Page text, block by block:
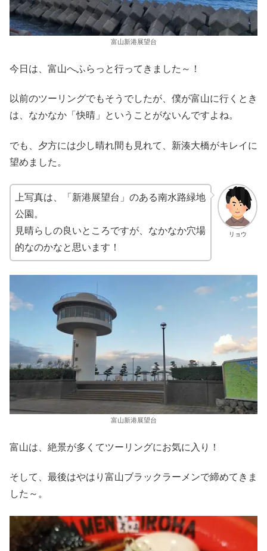
富山新港展望台
今日は、富山へふらっと行ってきました～！
以前のツーリングでもそうでしたが、僕が富山に行くとき
は、なかなか「快晴」ということがないんですよね。
でも、夕方には少し晴れ間も見れて、新湊大橋がキレイに
望めました。
リョウ
上写真は、「新港展望台」のある南水路緑地
公園。
見晴らしの良いところですが、なかなか穴場
的なのかなと思います！
富山新港展望台
富山は、絶景が多くてツーリングにお気に入り！
そして、最後はやはり富山ブラックラーメンで締めてきま
した～。